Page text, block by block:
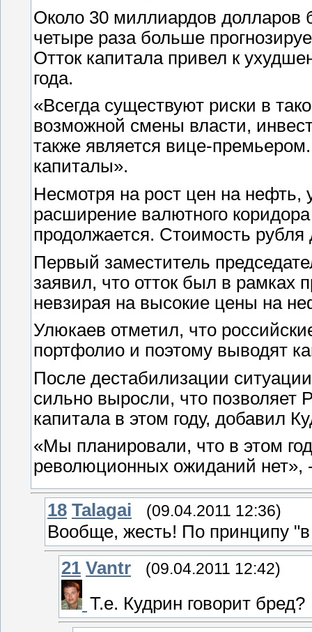
Около 30 миллиардов долларов
четыре раза больше
Отток капитала привел к
года.
«Всегда существуют риски в
возможной смены власти,
также является вице-
капиталы».
Несмотря на рост цен на нефть,
расширение валютного
продолжается. Стоимость
Первый заместитель
заявил, что отток был в рамках
невзирая на высокие цены на
Улюкаев отметил, что
портфолио и поэтому выводят
После дестабилизации
сильно выросли, что позволяет
капитала в этом году, добавил
«Мы планировали, что в этом
революционных ожиданий нет»,
18 Talagai (09.04.2011 12:36)
Вообще, жесть! По принципу "в
21 Vantr (09.04.2011 12:42)
Т.е. Кудрин говорит бред?